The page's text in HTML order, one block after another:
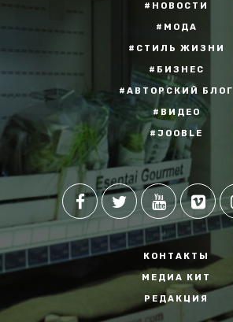
#НОВОСТИ
#МОДА
#СТИЛЬ ЖИЗНИ
#БИЗНЕС
#АВТОРСКИЙ БЛОГ
#ВИДЕО
#JOOBLE
КОНТАКТЫ
МЕДИА КИТ
РЕДАКЦИЯ